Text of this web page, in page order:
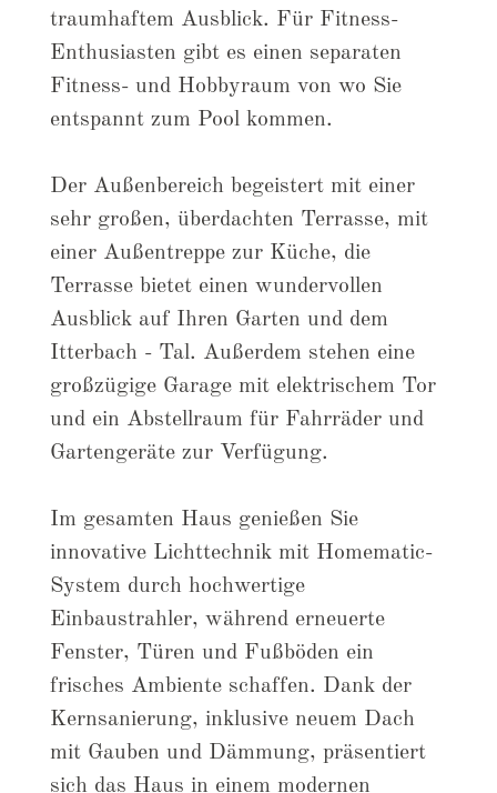
traumhaftem Ausblick. Für Fitness-
Enthusiasten gibt es einen separaten
Fitness- und Hobbyraum von wo Sie
entspannt zum Pool kommen.
Der Außenbereich begeistert mit einer
sehr großen, überdachten Terrasse, mit
einer Außentreppe zur Küche, die
Terrasse bietet einen wundervollen
Ausblick auf Ihren Garten und dem
Itterbach - Tal. Außerdem stehen eine
großzügige Garage mit elektrischem Tor
und ein Abstellraum für Fahrräder und
Gartengeräte zur Verfügung.
Im gesamten Haus genießen Sie
innovative Lichttechnik mit Homematic-
System durch hochwertige
Einbaustrahler, während erneuerte
Fenster, Türen und Fußböden ein
frisches Ambiente schaffen. Dank der
Kernsanierung, inklusive neuem Dach
mit Gauben und Dämmung, präsentiert
sich das Haus in einem modernen